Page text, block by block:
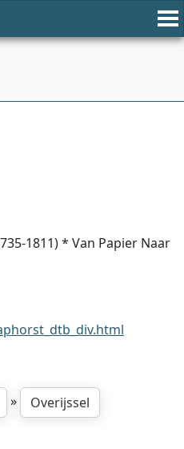
1811) * Van Papier Naar
» Overijssel